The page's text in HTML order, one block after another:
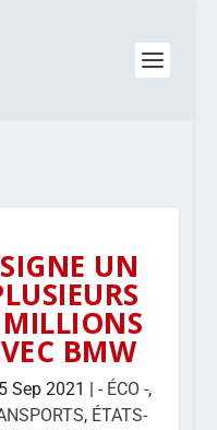
UN
BMW
Sep 2021 |- ÉCO -,
, ÉTATS-